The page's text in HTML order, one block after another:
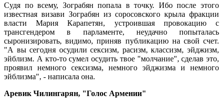
Судя по всему, Зограбян попала в точку. Ибо после этого
известная визави Зограбян из соросовского крыла фракции
власти Мария Карапетян, устроившая провокацию с
трансгендером в парламенте, неудачно попыталась
сыронизировать, видимо, приняв публикацию на свой счет.
"А вы сегодня осудили сексизм, расизм, классизм, эйджизм,
эйблизм. А кто-то сумел осудить твое "молчание", сделав это,
проявил немного сексизма, немного эйджизма и немного
эйблизма", - написала она.
Аревик Чилингарян, "Голос Армении"